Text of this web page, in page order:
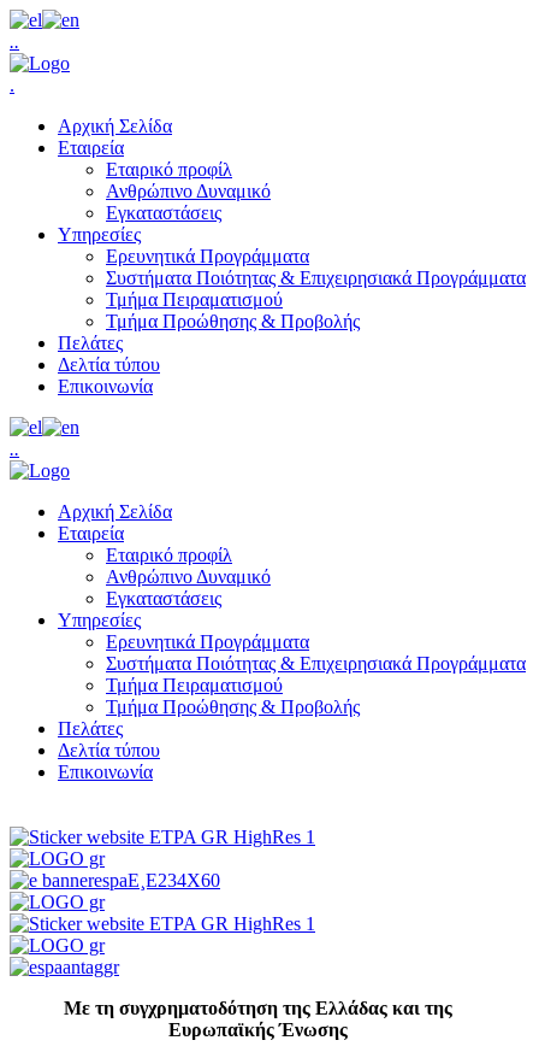
..
.
Αρχική Σελίδα
Εταιρεία
Εταιρικό προφίλ
Ανθρώπινο Δυναμικό
Εγκαταστάσεις
Υπηρεσίες
Ερευνητικά Προγράμματα
Συστήματα Ποιότητας & Επιχειρησιακά Προγράμματα
Τμήμα Πειραματισμού
Τμήμα Προώθησης & Προβολής
Πελάτες
Δελτία τύπου
Επικοινωνία
..
Αρχική Σελίδα
Εταιρεία
Εταιρικό προφίλ
Ανθρώπινο Δυναμικό
Εγκαταστάσεις
Υπηρεσίες
Ερευνητικά Προγράμματα
Συστήματα Ποιότητας & Επιχειρησιακά Προγράμματα
Τμήμα Πειραματισμού
Τμήμα Προώθησης & Προβολής
Πελάτες
Δελτία τύπου
Επικοινωνία
Με τη συγχρηματοδότηση της Ελλάδας και της
Ευρωπαϊκής Ένωσης